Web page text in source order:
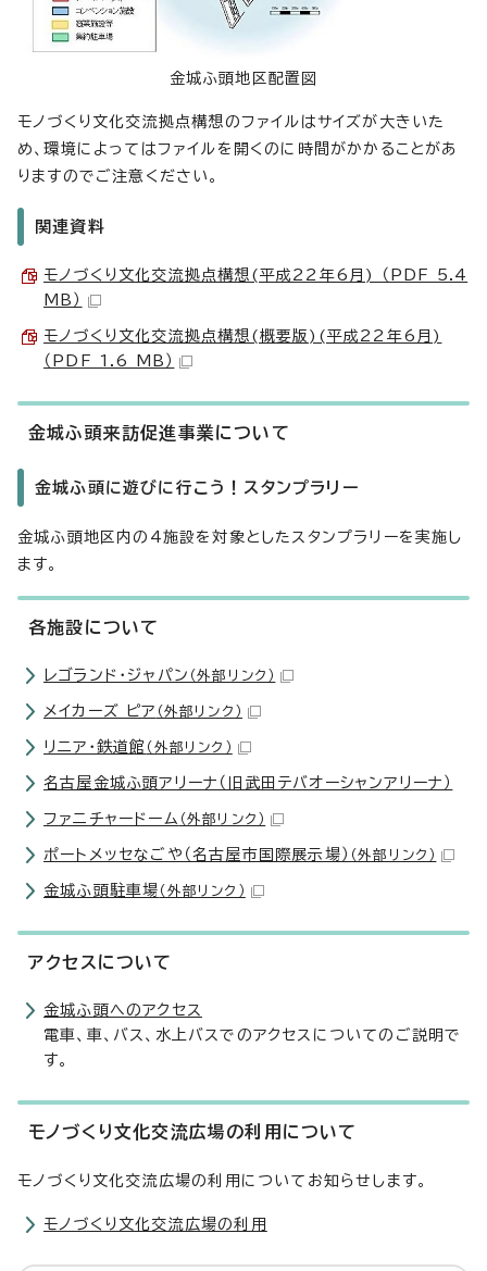
金城ふ頭地区配置図
モノづくり文化交流拠点構想のファイルはサイズが大きいた
め、環境によってはファイルを開くのに時間がかかることがあ
りますのでご注意ください。
関連資料
モノづくり文化交流拠点構想(平成22年6月) （PDF 5.4
MB）
モノづくり文化交流拠点構想(概要版)(平成22年6月)
（PDF 1.6 MB）
金城ふ頭来訪促進事業について
金城ふ頭に遊びに行こう！スタンプラリー
金城ふ頭地区内の4施設を対象としたスタンプラリーを実施し
ます。
各施設について
レゴランド・ジャパン （外部リンク）
メイカーズ ピア （外部リンク）
リニア・鉄道館 （外部リンク）
名古屋金城ふ頭アリーナ（旧武田テバオーシャンアリーナ）
ファニチャードーム （外部リンク）
ポートメッセなごや（名古屋市国際展示場） （外部リンク）
金城ふ頭駐車場 （外部リンク）
アクセスについて
金城ふ頭へのアクセス
電車、車、バス、水上バスでのアクセスについてのご説明で
す。
モノづくり文化交流広場の利用について
モノづくり文化交流広場の利用についてお知らせします。
モノづくり文化交流広場の利用